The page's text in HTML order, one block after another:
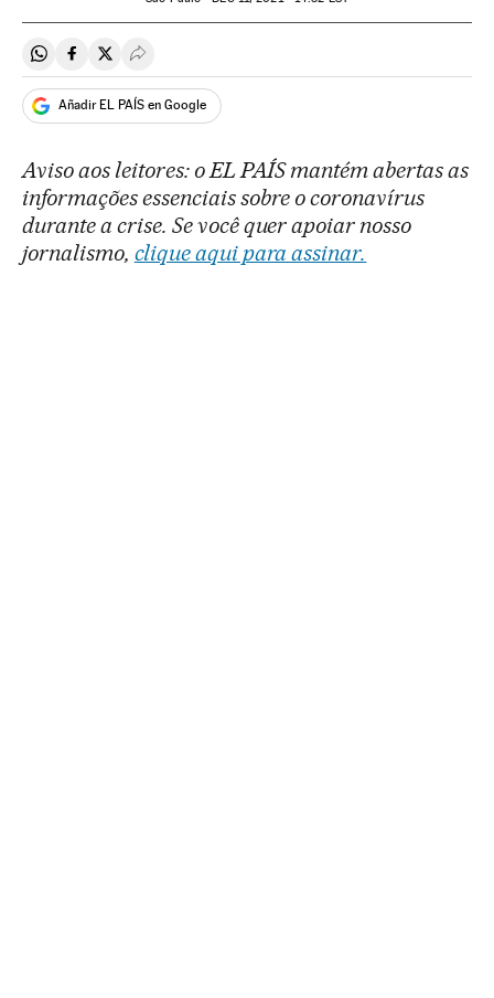
Compartir en Whatsapp
Compartir en Facebook
Compartir en Twitter
Desplegar Redes Sociales
Añadir EL PAÍS en Google
Aviso aos leitores: o EL PAÍS mantém abertas as
informações essenciais sobre o coronavírus
durante a crise. Se você quer apoiar nosso
jornalismo, clique aqui para assinar.